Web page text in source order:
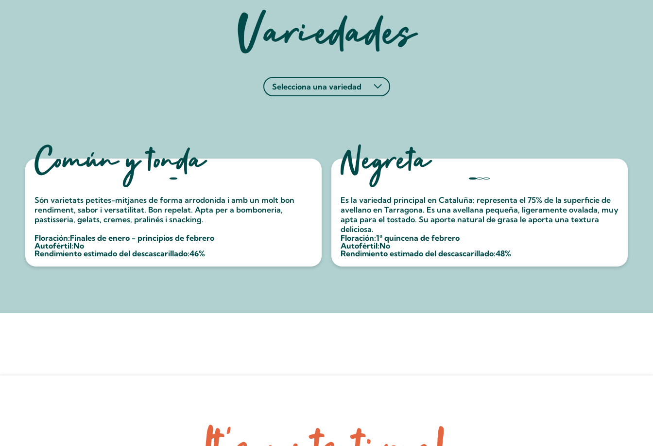
Variedades
Común y tonda
Són varietats petites-mitjanes de forma arrodonida i amb un molt bon
rendiment, sabor i versatilitat. Bon repelat. Apta per a bomboneria,
pastisseria, gelats, cremes, pralinés i snacking.
Floración:Finales de enero - principios de febrero
Autofértil:No
Rendimiento estimado del descascarillado:46%
Negreta
Es la variedad principal en Cataluña: representa el 75% de la superficie de
avellano en Tarragona. Es una avellana pequeña, ligeramente ovalada, muy
apta para el tostado. Su aporte natural de grasa le aporta una textura
deliciosa.
Floración:1ª quincena de febrero
Autofértil:No
Rendimiento estimado del descascarillado:48%